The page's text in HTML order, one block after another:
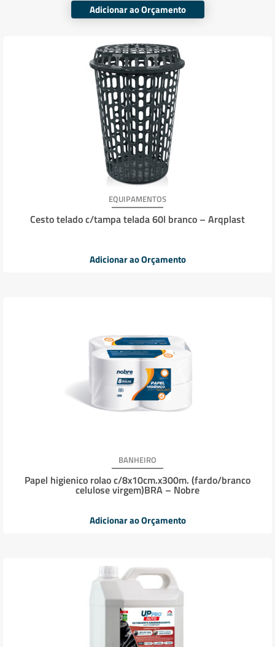
Adicionar ao Orçamento
EQUIPAMENTOS
Cesto telado c/tampa telada 60l branco – Arqplast
Adicionar ao Orçamento
BANHEIRO
Papel higienico rolao c/8x10cm.x300m. (fardo/branco
celulose virgem)BRA – Nobre
Adicionar ao Orçamento